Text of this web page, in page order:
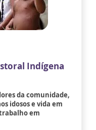
Indígena
da comunidade,
idosos e vida em
em